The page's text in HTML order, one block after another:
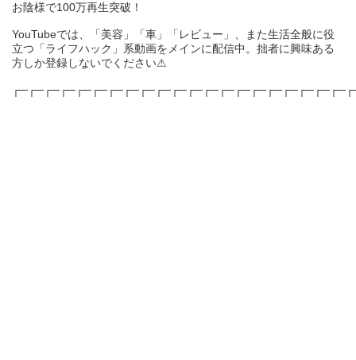
お陰様で100万再生突破！
YouTubeでは、「美容」「車」「レビュー」、また生活全般に役
立つ「ライフハック」系動画をメインに配信中。拙者に興味ある
方しか登録しないでください⚠